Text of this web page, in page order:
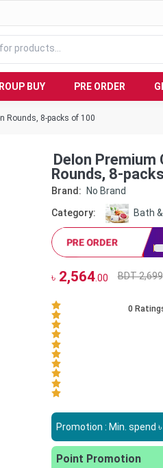
BUY PRE ORDER
Rounds, 8-packs of 100
Delon
Rounds, 8-
Brand:
No Brand
Category:
Bath
PRE ORDER
৳2,564.00 BDT 2,699
0
Promotion : Min. spend ৳
Point Promotion